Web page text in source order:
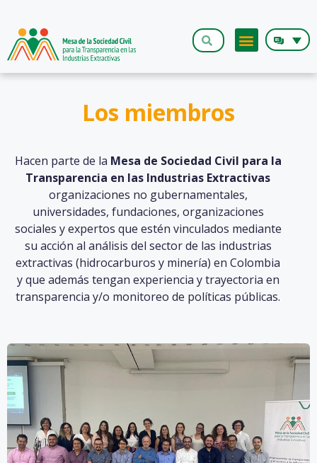
Los miembros
Hacen parte de la Mesa de Sociedad Civil para la
Transparencia en las Industrias Extractivas
organizaciones no gubernamentales,
universidades, fundaciones, organizaciones
sociales y expertos que estén vinculados mediante
su acción al análisis del sector de las industrias
extractivas (hidrocarburos y minería) en Colombia
y que además tengan experiencia y trayectoria en
transparencia y/o monitoreo de políticas públicas.